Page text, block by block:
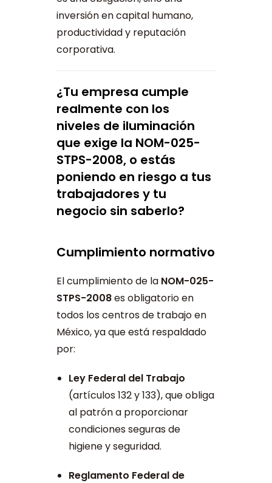
inversión en capital humano,
productividad y reputación
corporativa.
¿Tu empresa cumple
realmente con los
niveles de iluminación
que exige la NOM-025-
STPS-2008, o estás
poniendo en riesgo a tus
trabajadores y tu
negocio sin saberlo?
Cumplimiento normativo
El cumplimiento de la NOM-025-
STPS-2008es obligatorio en
todos los centros de trabajo en
México, ya que está respaldado
por:
Ley Federal del Trabajo
(artículos 132 y 133), que obliga
al patrón a proporcionar
condiciones seguras de
higiene y seguridad.
Reglamento Federal de